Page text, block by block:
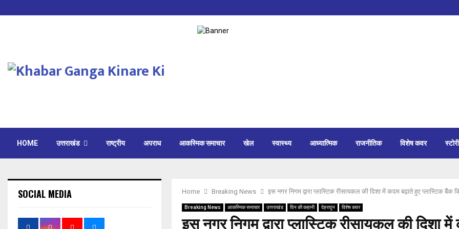
HOME उत्तराखंड राष्ट्रीय अपराध आकस्मिक समाचार खेल स्वास्थ्य आध्यात्मिक राजनीतिक विशेष कवर स्टोरी
Home Breaking News इस नगर निगम द्वारा प्लास्टिक रीसायकल की दिशा में कदम बढ़ाते हुए प्लास्टिक बैंक
Breaking News आकस्मिक समाचार उत्तराखंड दिन की कहानी देहरादून विशेष कवर
SOCIAL MEDIA